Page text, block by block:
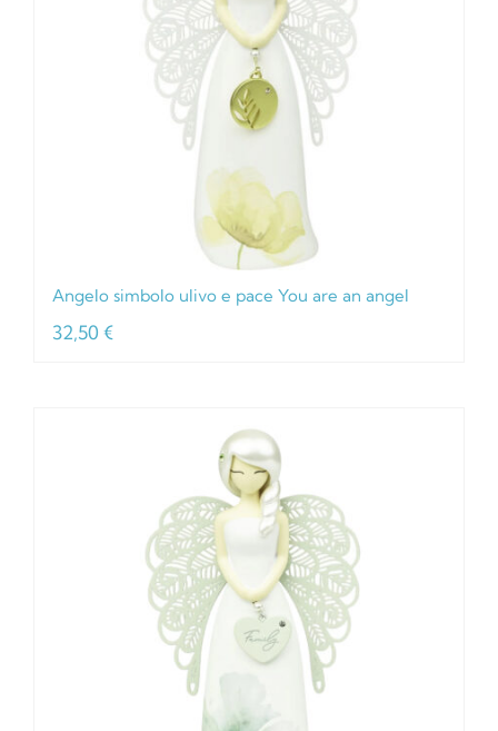
Angelo simbolo ulivo e pace You are an angel
32,50 €